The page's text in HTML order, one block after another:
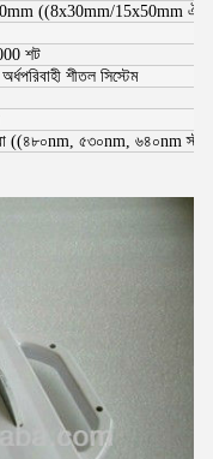
((8x30mm/15x50mm
শট
শীতল সিস্টেম
((৪৮০nm, ৫৩০nm, ৬৪০nm